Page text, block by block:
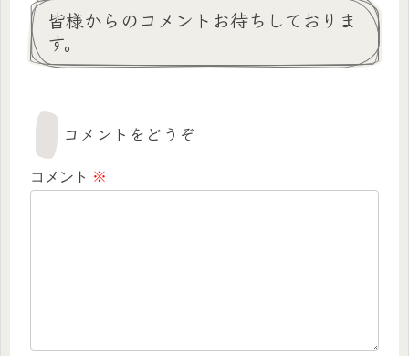
皆様からのコメントお待ちしておりま
す。
コメントをどうぞ
コメント ※